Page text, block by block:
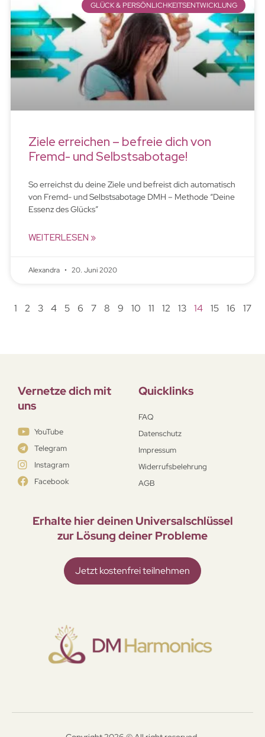
GLÜCK & PERSÖNLICHKEITSENTWICKLUNG
Ziele erreichen – befreie dich von
Fremd- und Selbstsabotage!
So erreichst du deine Ziele und befreist dich automatisch
von Fremd- und Selbstsabotage DMH – Methode “Deine
Essenz des Glücks”
WEITERLESEN »
Alexandra 20. Juni 2020
1 2 3 4 5 6 7 8 9 10 11 12 13 14 15 16 17
Vernetze dich mit
uns
YouTube
Telegram
Instagram
Facebook
Quicklinks
FAQ
Datenschutz
Impressum
Widerrufsbelehrung
AGB
Erhalte hier deinen Universal­schlüssel
zur Lösung deiner Probleme
Jetzt kostenfrei teilnehmen